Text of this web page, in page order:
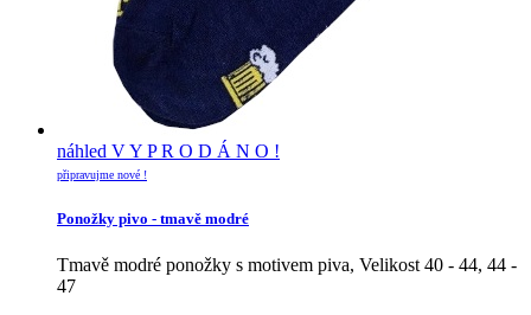
náhled V Y P R O D Á N O !
připravujme nové !
Ponožky pivo - tmavě modré
Tmavě modré ponožky s motivem piva, Velikost 40 - 44, 44 -
47